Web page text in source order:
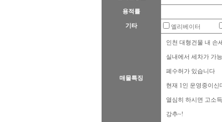
용적률
기타 엘리베이터
매물특징
인천 대형건물 내 손
실내에서 세차가 가
폐수허가 있습니다
현재 1인 운영중이
열심히 하시면 고소
강추~!